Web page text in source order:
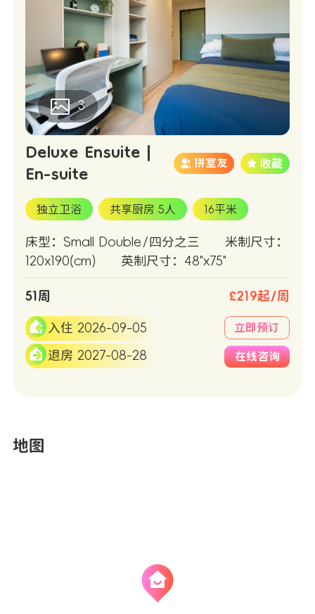
3
Deluxe Ensuite |
En-suite
拼室友
独立卫浴 共享厨房 5人 16平米
床型：Small Double/四分之三
米制尺寸：
120x190(cm)
英制尺寸：48"x75"
51周 £219起/周
入住 2026-09-05
退房 2027-08-28
立即预订
在线咨询
地图